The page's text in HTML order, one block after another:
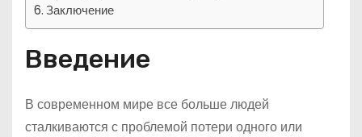
Заключение
Введение
В современном мире все больше людей
сталкиваются с проблемой потери одного или